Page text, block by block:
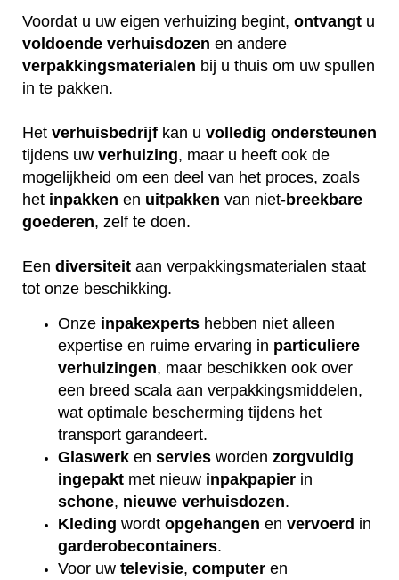
Voordat u uw eigen verhuizing begint, ontvangt u
voldoende verhuisdozen en andere
verpakkingsmaterialen bij u thuis om uw spullen
in te pakken.
Het verhuisbedrijf kan u volledig ondersteunen
tijdens uw verhuizing, maar u heeft ook de
mogelijkheid om een deel van het proces, zoals
het inpakken en uitpakken van niet-breekbare
goederen, zelf te doen.
Een diversiteit aan verpakkingsmaterialen staat
tot onze beschikking.
Onze inpakexperts hebben niet alleen
expertise en ruime ervaring in particuliere
verhuizingen, maar beschikken ook over
een breed scala aan verpakkingsmiddelen,
wat optimale bescherming tijdens het
transport garandeert.
Glaswerk en servies worden zorgvuldig
ingepakt met nieuw inpakpapier in
schone, nieuwe verhuisdozen.
Kleding wordt opgehangen en vervoerd in
garderobecontainers.
Voor uw televisie, computer en